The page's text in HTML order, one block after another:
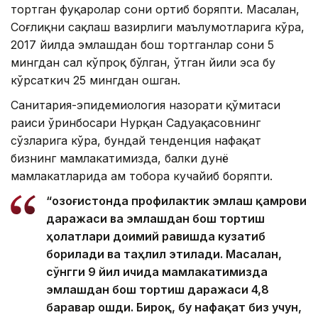
тортган фуқаролар сони ортиб боряпти. Масалан,
Соғлиқни сақлаш вазирлиги маълумотларига кўра,
2017 йилда эмлашдан бош тортганлар сони 5
мингдан сал кўпроқ бўлган, ўтган йили эса бу
кўрсаткич 25 мингдан ошган.
Санитария-эпидемиология назорати қўмитаси
раиси ўринбосари Нурқан Садуақасовнинг
сўзларига кўра, бундай тенденция нафақат
бизнинг мамлакатимизда, балки дунё
мамлакатларида ҳам тобора кучайиб боряпти.
“Қозоғистонда профилактик эмлаш қамрови
даражаси ва эмлашдан бош тортиш
ҳолатлари доимий равишда кузатиб
борилади ва таҳлил этилади. Масалан,
сўнгги 9 йил ичида мамлакатимизда
эмлашдан бош тортиш даражаси 4,8
баравар ошди. Бироқ, бу нафақат биз учун,